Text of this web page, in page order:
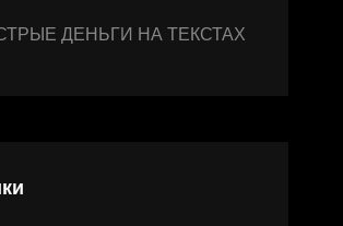
ДЕНЬГИ НА ТЕКСТАХ